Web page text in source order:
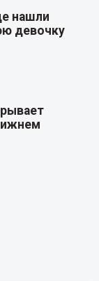
нашли
девочку